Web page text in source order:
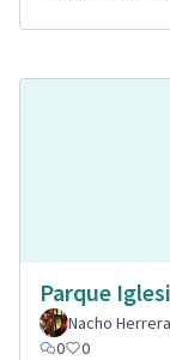
Parque
Nacho
0
0